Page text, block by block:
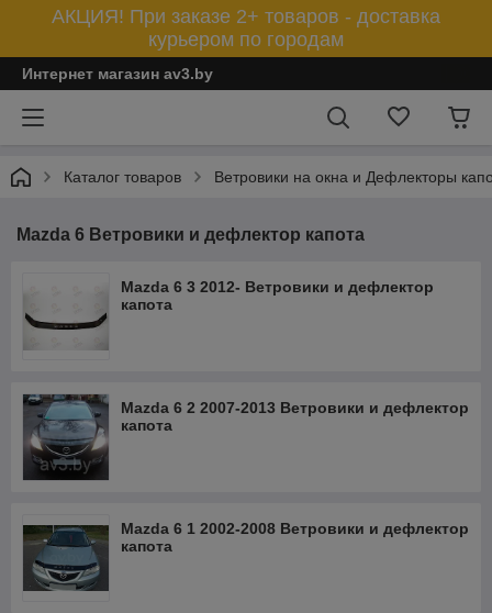
АКЦИЯ! При заказе 2+ товаров - доставка
курьером по городам
Интернет магазин av3.by
Каталог товаров Ветровики на окна и Дефлекторы
Mazda 6 Ветровики и дефлектор капота
Mazda 6 3 2012- Ветровики и дефлектор
капота
Mazda 6 2 2007-2013 Ветровики и дефлектор
капота
Mazda 6 1 2002-2008 Ветровики и дефлектор
капота